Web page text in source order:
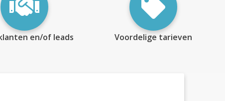
en/of leads Voordelige tarieven